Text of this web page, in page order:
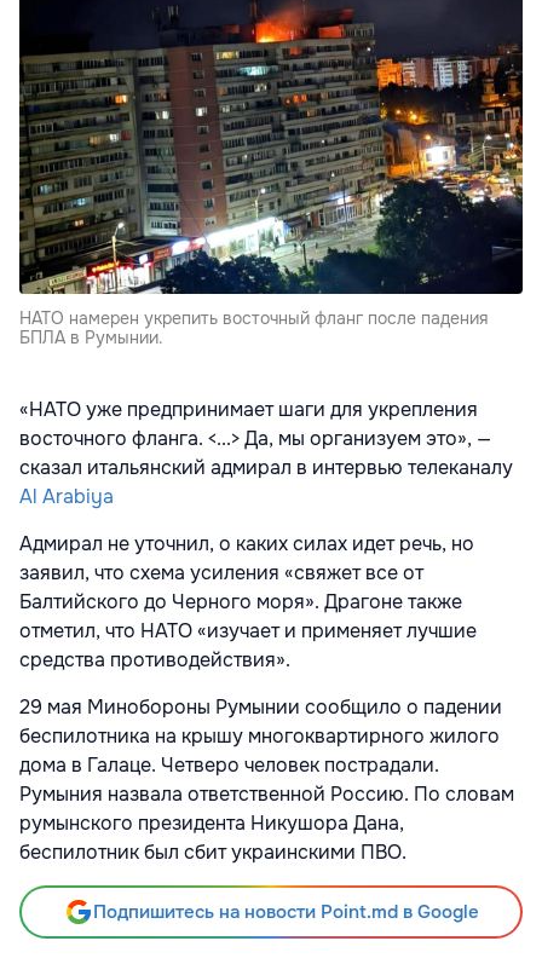
НАТО намерен укрепить восточный фланг после падения
БПЛА в Румынии.
«НАТО уже предпринимает шаги для укрепления
восточного фланга. <...> Да, мы организуем это», —
сказал итальянский адмирал в интервью телеканалу
Al Arabiya
Адмирал не уточнил, о каких силах идет речь, но
заявил, что схема усиления «свяжет все от
Балтийского до Черного моря». Драгоне также
отметил, что НАТО «изучает и применяет лучшие
средства противодействия».
29 мая Минобороны Румынии сообщило о падении
беспилотника на крышу многоквартирного жилого
дома в Галаце. Четверо человек пострадали.
Румыния назвала ответственной Россию. По словам
румынского президента Никушора Дана,
беспилотник был сбит украинскими ПВО.
Подпишитесь на новости Point.md в Google